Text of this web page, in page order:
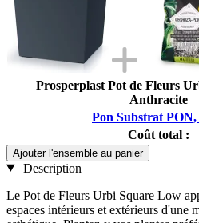
Prosperplast Pot de Fleurs
Anthracite
Pon Substrat
Coût total :
Ajouter l'ensemble au panier
Description
Le Pot de Fleurs Urbi Square Low
espaces intérieurs et extérieurs d'une